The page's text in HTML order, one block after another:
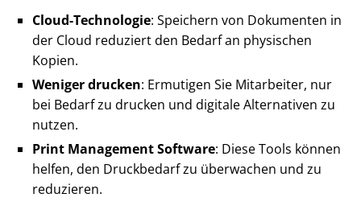
Cloud-Technologie: Speichern von Dokumenten in
der Cloud reduziert den Bedarf an physischen
Kopien.
Weniger drucken: Ermutigen Sie Mitarbeiter, nur
bei Bedarf zu drucken und digitale Alternativen zu
nutzen.
Print Management Software: Diese Tools können
helfen, den Druckbedarf zu überwachen und zu
reduzieren.